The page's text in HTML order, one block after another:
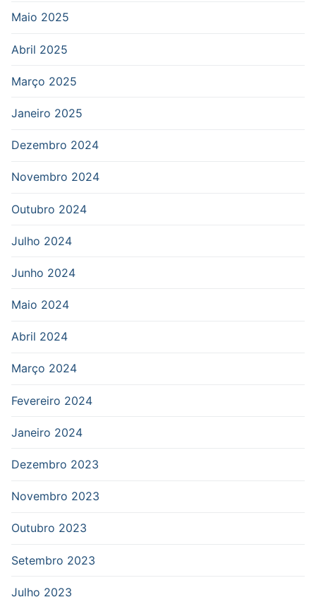
Maio 2025
Abril 2025
Março 2025
Janeiro 2025
Dezembro 2024
Novembro 2024
Outubro 2024
Julho 2024
Junho 2024
Maio 2024
Abril 2024
Março 2024
Fevereiro 2024
Janeiro 2024
Dezembro 2023
Novembro 2023
Outubro 2023
Setembro 2023
Julho 2023